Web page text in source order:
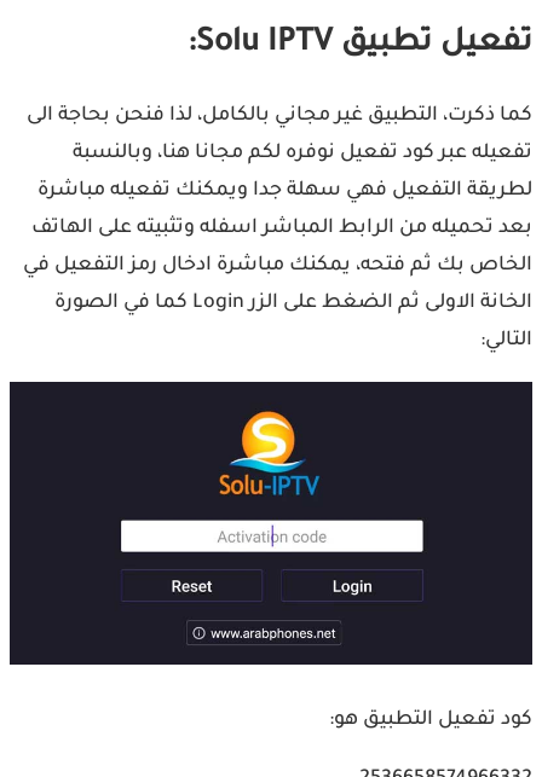
تفعيل تطبيق Solu IPTV:
كما ذكرت، التطبيق غير مجاني بالكامل، لذا فنحن بحاجة الى
تفعيله عبر كود تفعيل نوفره لكم مجانا هنا، وبالنسبة
لطريقة التفعيل فهي سهلة جدا ويمكنك تفعيله مباشرة
بعد تحميله من الرابط المباشر اسفله وتثبيته على الهاتف
الخاص بك ثم فتحه، يمكنك مباشرة ادخال رمز التفعيل في
الخانة الاولى ثم الضغط على الزر Login كما في الصورة
التالي:
كود تفعيل التطبيق هو: